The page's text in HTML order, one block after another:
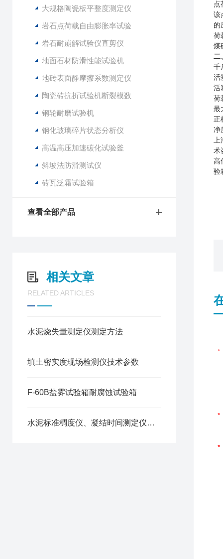
大规格陶瓷板平整度测定仪
岩石点荷载自由膨胀率试验
岩石耐崩解试验仪直剪仪
地面石材防滑性能试验机
地砖表面静摩擦系数测定仪
陶瓷砖抗折试验机断裂模数
钢轮耐磨试验机
钢化玻璃碎片状态分析仪
高温高压加速碳化试验釜
斜坡法防滑测试仪
砖瓦泛霜试验箱
查看全部产品
相关文章
RELATED ARTICLES
水泥烧失量测定仪测定方法
填土密实度现场检测仪技术参数
F-60B盐雾试验箱耐腐蚀试验箱
水泥标准稠度仪、凝结时间测定仪、维卡仪技术参数
点
该
的
荷
煤
二
千
活
活
荷
最
正
净
上
术
高
验